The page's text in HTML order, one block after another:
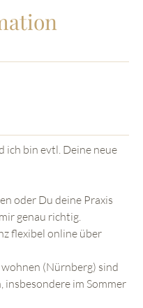
ich bin evtl. Deine neue
oder Du deine Praxis
genau richtig.
online über
(Nürnberg) sind
insbesondere im Sommer